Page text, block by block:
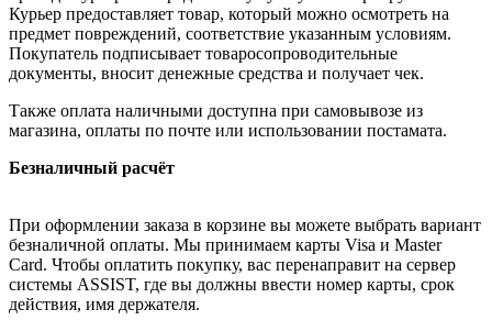
Курьер предоставляет товар, который можно осмотреть на
предмет повреждений, соответствие указанным условиям.
Покупатель подписывает товаросопроводительные
документы, вносит денежные средства и получает чек.
Также оплата наличными доступна при самовывозе из
магазина, оплаты по почте или использовании постамата.
Безналичный расчёт
При оформлении заказа в корзине вы можете выбрать вариант
безналичной оплаты. Мы принимаем карты Visa и Master
Card. Чтобы оплатить покупку, вас перенаправит на сервер
системы ASSIST, где вы должны ввести номер карты, срок
действия, имя держателя.